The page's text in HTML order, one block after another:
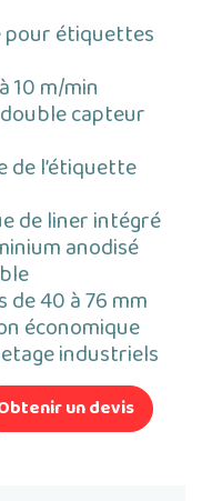
étiquettes
10 m/min
capteur
l’étiquette
de liner intégré
anodisé
40 à 76 mm
économique
industriels
un devis